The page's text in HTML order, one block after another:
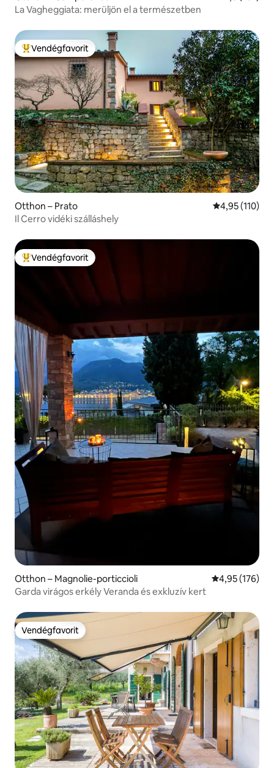
La Vagheggiata: merüljön el a természetben
Kiemelt vendégfavorit
Vendégfavorit
Otthon – Prato Átlagos
4,95 (110)
Il Cerro vidéki szálláshely
Kiemelt vendégfavorit
Vendégfavorit
Otthon – Magnolie-porticcioli Átlagos
4,95 (176)
Garda virágos erkély Veranda és exkluzív kert
Vendégfavorit
Vendégfavorit